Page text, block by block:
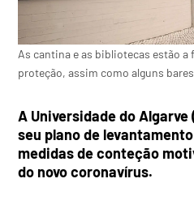
As cantina e as bibliotecas estão
proteção, assim como alguns bares
A Universidade do
seu plano de
medidas de conteção
do novo coronavírus.